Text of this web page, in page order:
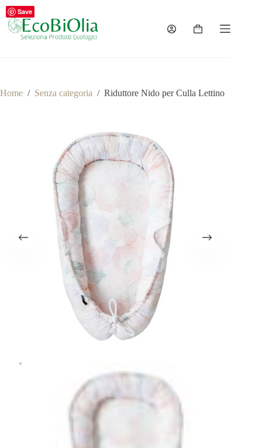
Salta
contenuto
Carrello
Home / Senza categoria / Riduttore Nido per Culla Lettino
Save